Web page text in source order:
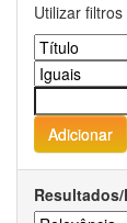
Utilizar